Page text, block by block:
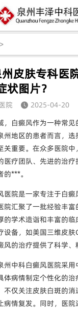
>
皮肤专科医
状图片？
院
2025-04-20
，白癜风作为一种常
州地区的患者而言，
关重要。在众多医院
医疗团队、先进的治
***。
医院是一家专注于白
院汇聚了一批经验丰
的学术造诣和丰富的
设备，如美国三维皮
的治疗提供了科学、
州中科白癜风医院采
体病情制定个性化的
不仅关注皮肤白斑的
情复发。同时，医院